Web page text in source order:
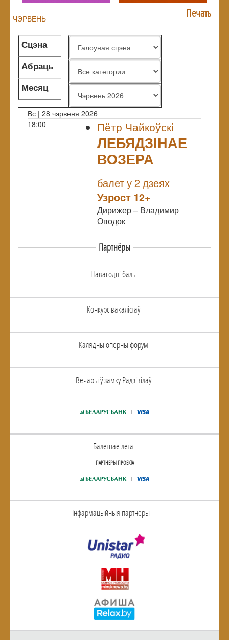
ЧЭРВЕНЬ
Сцэна
Абраць
жанр
Месяц
Печать
Вс | 28 чэрвеня 2026
18:00
Пётр Чайкоўскі
ЛЕБЯДЗІНАЕ
ВОЗЕРА
балет у 2 дзеях
Узрoст 12+
Дирижер – Владимир
Оводок
Партнёры
Навагоднi баль
Конкурс вакалiстаў
Калядны оперны форум
Вечары ў замку Радзiвiлаў
Балетнае лета
ПАРТНЕРЫ ПРОЕКТА
Інфармацыйныя партнёры